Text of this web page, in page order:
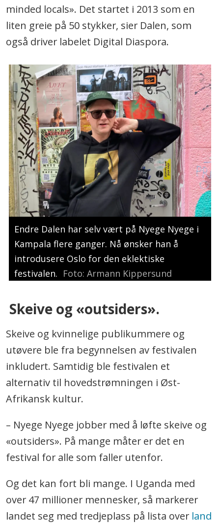
minded locals». Det startet i 2013 som en
liten greie på 50 stykker, sier Dalen, som
også driver labelet Digital Diaspora.
Endre Dalen har selv vært på Nyege Nyege i
Kampala flere ganger. Nå ønsker han å
introdusere Oslo for den eklektiske
festivalen. Foto: Armann Kippersund
Skeive og «outsiders».
Skeive og kvinnelige publikummere og
utøvere ble fra begynnelsen av festivalen
inkludert. Samtidig ble festivalen et
alternativ til hovedstrømningen i Øst-
Afrikansk kultur.
– Nyege Nyege jobber med å løfte skeive og
«outsiders». På mange måter er det en
festival for alle som faller utenfor.
Og det kan fort bli mange. I Uganda med
over 47 millioner mennesker, så markerer
landet seg med tredjeplass på lista over land